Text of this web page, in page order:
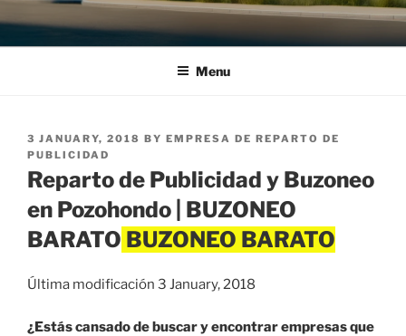
Menu
POSTED
ON
3 JANUARY, 2018 BY EMPRESA DE REPARTO DE
PUBLICIDAD
Reparto de Publicidad y Buzoneo
en Pozohondo | BUZONEO
BARATO
Última modificación 3 January, 2018
¿Estás cansado de buscar y encontrar empresas que